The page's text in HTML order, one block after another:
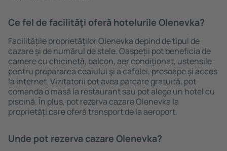
Ce fel de facilităţi oferă hotelurile Olenevka?
Facilitățile proprietăţilor Olenevka depind de tipul de
cazare și de numărul de stele. Oaspeții pot beneficia de
camere cu chicinetă, balcon, aer condiționat, ustensile
pentru prepararea ceaiului şi a cafelei, prosoape și acces
la internet. Vizitatorii pot avea parcare gratuită, pot
comanda o masă la restaurant sau pot alege un hotel cu
piscină. În plus, pot rezerva cazare Olenevka la
proprietăți care oferă transport de la aeroport.
Unde pot rezerva cazare Olenevka?